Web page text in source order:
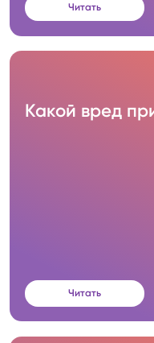
Читать
Какой вред
Читать